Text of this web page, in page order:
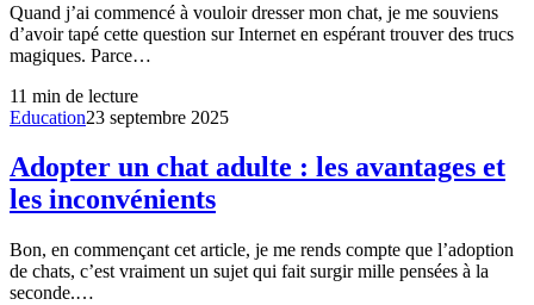
Quand j’ai commencé à vouloir dresser mon chat, je me souviens
d’avoir tapé cette question sur Internet en espérant trouver des trucs
magiques. Parce…
11 min de lecture
Education23 septembre 2025
Adopter un chat adulte : les avantages et
les inconvénients
Bon, en commençant cet article, je me rends compte que l’adoption
de chats, c’est vraiment un sujet qui fait surgir mille pensées à la
seconde.…